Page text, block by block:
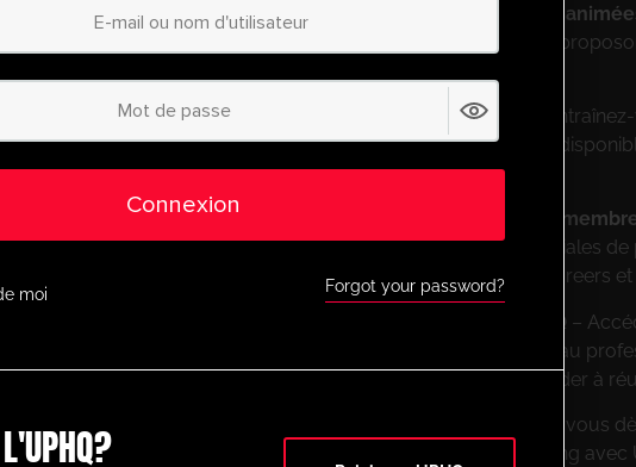
d’Apple et
passez au
!
Accès à des milliers de séances
débutant au professionnel, nous
Accès à l’application mobile
–
grâce à notre application mobile
Google Play.
Réductions exclusives pour les
économies grâce aux offres spéciales
comme BazookaGoal, FootballCareers et
Toutes les fonctionnalités UPHQ –
en direct, à des exercices de niveau
d’outils de coaching pour vous aider à
Ne ratez pas cette occasion ! Inscrivez-vous
niveau supérieur en matière de coaching avec
Connexion
moi Forgot your password?